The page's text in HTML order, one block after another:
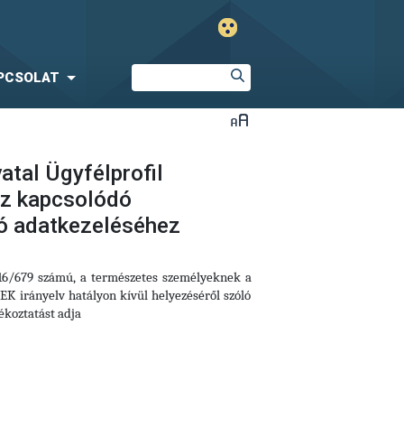
Ügyfélprofil
kapcsolódó
adatkezeléséhez
679 számú, a természetes személyeknek a
irányelv hatályon kívül helyezéséről szóló
adja